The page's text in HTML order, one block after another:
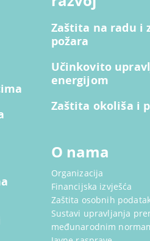
Zaštita na radu i
požara
Učinkovito
energijom
Zaštita okoliša i
O nama
Organizacija
Financijska izvješća
Zaštita osobnih
Sustavi upravljanja
međunarodnim